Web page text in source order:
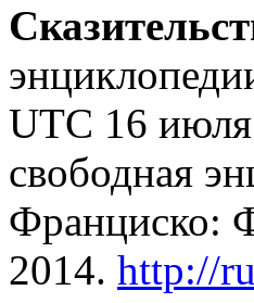
UTC 16
свободная
Франциско:
2014. http://